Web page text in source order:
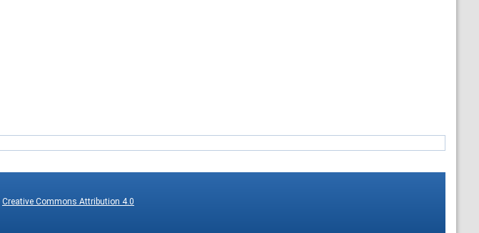
Creative Commons Attribution 4.0